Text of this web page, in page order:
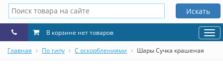
Искать
В корзине нет товаров
Главная По типу С оскорблениями Шары Сучка крашеная